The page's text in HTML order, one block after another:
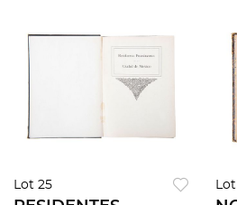
Lot 25